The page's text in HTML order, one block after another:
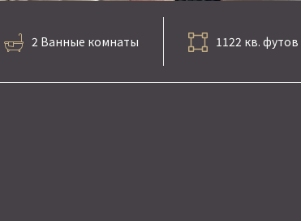
2 Ванные комнаты 1122 кв. футов